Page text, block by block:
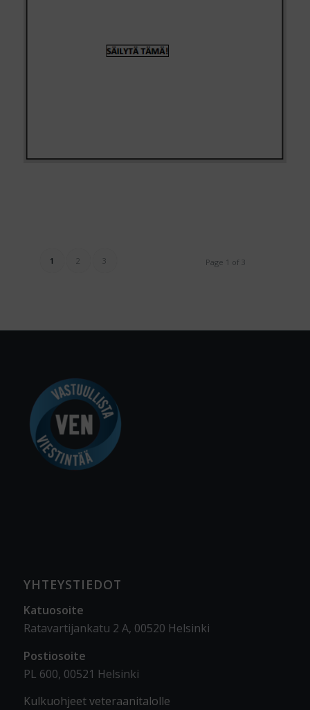
Page 1 of 3
1 2 3
YHTEYSTIEDOT
Katuosoite
Ratavartijankatu 2 A, 00520 Helsinki
Postiosoite
PL 600, 00521 Helsinki
Kulkuohjeet veteraanitalolle